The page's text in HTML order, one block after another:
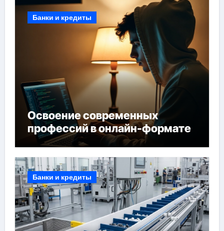
Банки и кредиты
Освоение современных
профессий в онлайн-формате
Банки и кредиты